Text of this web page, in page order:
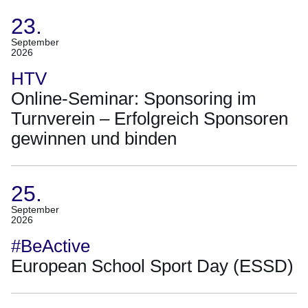
2026)
23.
September
2026
(Termin:
23.
September
2026)
HTV
Online-Seminar: Sponsoring im
Turnverein – Erfolgreich Sponsoren
gewinnen und binden
25.
September
2026
(Termin:
25.
September
#BeActive
European School Sport Day (ESSD)